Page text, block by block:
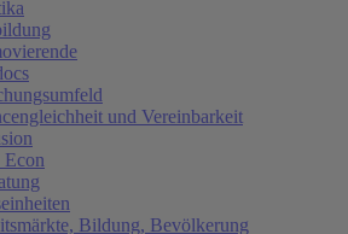
und Vereinbarkeit
Econ
Bildung, Bevölkerung